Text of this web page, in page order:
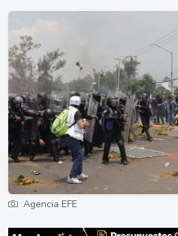
Agencia EFE